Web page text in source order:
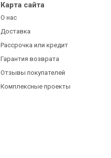
Карта сайта
О нас
Доставка
Рассрочка или кредит
Гарантия возврата
Отзывы покупателей
Комплексные проекты